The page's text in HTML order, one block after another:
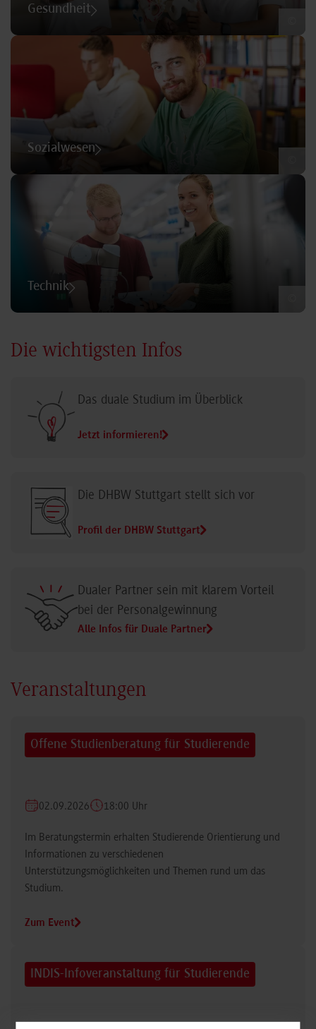
Gesundheit
Sozialwesen
Technik
Die wichtigsten Infos
Das duale Studium im Überblick
Jetzt informieren!
Die DHBW Stuttgart stellt sich vor
Profil der DHBW Stuttgart
Dualer Partner sein mit klarem Vorteil
bei der Personalgewinnung
Alle Infos für Duale Partner
Veranstaltungen
Offene Studienberatung für Studierende
02.09.2026 18:00 Uhr
Im Beratungstermin erhalten Studierende Orientierung und
Informationen zu verschiedenen
Unterstützungsmöglichkeiten und Themen rund um das
Studium.
Zum Event
INDIS-Infoveranstaltung für Studierende